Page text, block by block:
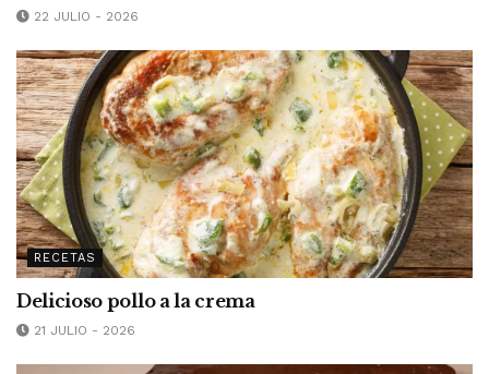
22 JULIO - 2026
RECETAS
Delicioso pollo a la crema
21 JULIO - 2026